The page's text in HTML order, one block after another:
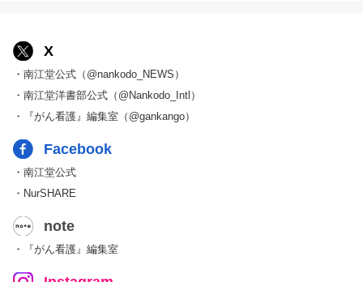
X
・南江堂公式（@nankodo_NEWS）
・南江堂洋書部公式（@Nankodo_Intl）
・『がん看護』編集室（@gankango）
Facebook
・南江堂公式
・NurSHARE
note
・『がん看護』編集室